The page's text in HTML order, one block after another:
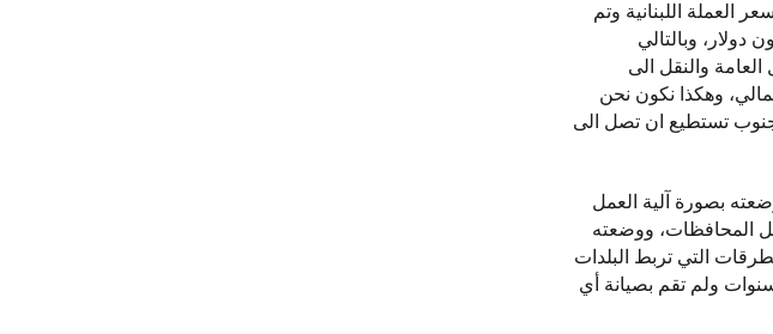
وبطبيعة الحال بعد العام ٢٠١٩ بفعل تدني سعر العملة اللبنانية وتم
عبر مجلس الانماء والاعمار ١١ مليون دولار تقريبا والباقي حوالي ٧ مليون دولار، وبالتالي
وزارة الاشغال العامة والنقل الى
وهكذا نكون نحن
تستطيع ان تصل الى
بصورة آلية العمل
المحافظات، ووضعته
التي تربط البلدات
ببعض ، وبالنسبة له كانت هذه الالية ممتازة في ظل وبعد إنقطاع الدولة اللبنانية ٦ الى ٧ سنوات ولم تقم بصيانة أي